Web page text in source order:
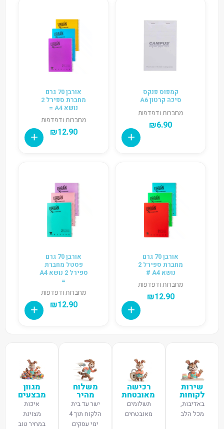
קמפוס פנקס
סיכה קרטון A6
מחברות ודפדפות
₪6.90
אורבן 70 גרם
מחברת ספירל 2
נושא A4 =
מחברות ודפדפות
₪12.90
אורבן 70 גרם
מחברת ספירל 2
נושא A4 #
מחברות ודפדפות
₪12.90
אורבן 70 גרם
פסטל מחברת
ספירל 2 נושא A4
=
מחברות ודפדפות
₪12.90
שירות
לקוחות
באדיבות,
מכל הלב
רכישה
מאובטחת
תשלומים
מאובטחים
משלוח
מהיר
ישר עד בית
הלקוח תוך 4
ימי עסקים
מגוון
מבצעים
איכות
מצוינת
במחיר טוב